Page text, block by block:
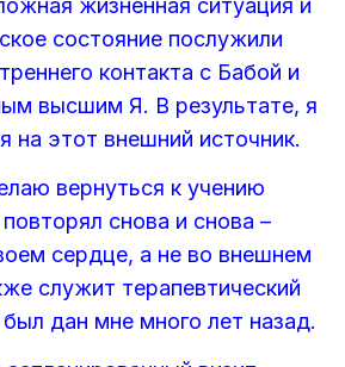
состояние послужили
контакта с Бабой и
высшим Я. В результате, я
на этот внешний источник.
вернуться к учению
снова и снова –
сердце, а не во внешнем
служит терапевтический
дан мне много лет назад.